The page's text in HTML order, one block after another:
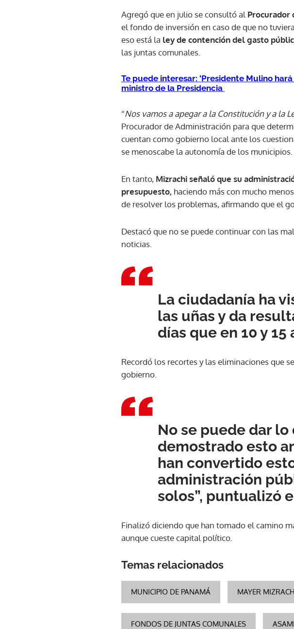
Agregó que en julio se consultó al Procurador
el fondo de inversión en caso de que no
eso está la ley de contención del gasto
las juntas comunales.
Te puede interesar: 'Presidente Mulino
ministro de la Presidencia
“Nos vamos a apegar a la Constitución y a la
Procurador de Administración para que
cuentan como gobierno local ante los
se menoscabe la autonomía de los municipios.
En tanto, Mizrachi señaló que su
presupuesto, haciendo más con mucho
de resolver los problemas, afirmando que el
Destacó que no se puede continuar con las
noticias.
La ciudadanía ha
las uñas y da
días que en 10 y 15
Recordó los recortes y las eliminaciones que
gobierno.
No se puede dar
demostrado esto
han convertido
administración
solos”, puntualizó
Finalizó diciendo que han tomado el camino
aunque cueste capital político.
Temas relacionados
MUNICIPIO DE PANAMÁ MAYER
FONDOS DE JUNTAS COMUNALES